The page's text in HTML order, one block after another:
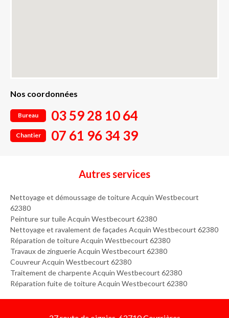
Nos coordonnées
Bureau 03 59 28 10 64
Chantier 07 61 96 34 39
Autres services
Nettoyage et démoussage de toiture Acquin Westbecourt
62380
Peinture sur tuile Acquin Westbecourt 62380
Nettoyage et ravalement de façades Acquin Westbecourt 62380
Réparation de toiture Acquin Westbecourt 62380
Travaux de zinguerie Acquin Westbecourt 62380
Couvreur Acquin Westbecourt 62380
Traitement de charpente Acquin Westbecourt 62380
Réparation fuite de toiture Acquin Westbecourt 62380